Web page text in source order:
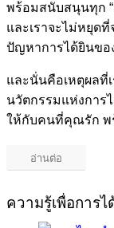
พร้อมสนับสนุนทุก “
และเราจะไม่หยุดที่
ปัญหาการได้ยินขอ
และนั่นคือเหตุผลที่
นวัตกรรมแห่งการไ
ให้กับคนที่คุณรัก พ
อ่านต่อ
ความรู้เพื่อการไ